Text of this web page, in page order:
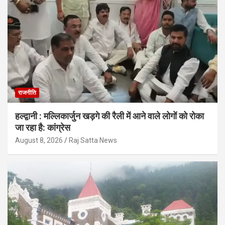
राजनीति
हल्द्वानी : मल्लिकार्जुन खड़गे की रैली में आने वाले लोगों को रोका
जा रहा है: कांग्रेस
August 8, 2026 Raj Satta News